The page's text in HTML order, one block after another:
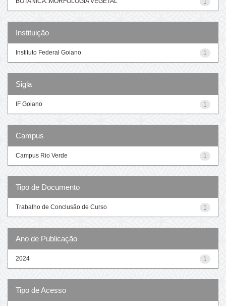
Instituição
1
Instituto Federal Goiano
Sigla
1
IF Goiano
Campus
1
Campus Rio Verde
Tipo de Documento
1
Trabalho de Conclusão de Curso
Ano de Publicação
1
2024
Tipo de Acesso